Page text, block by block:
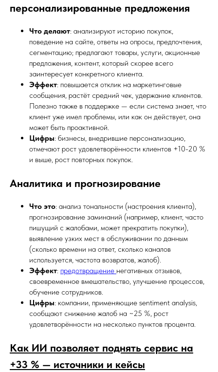
персонализированные предложения
Что делают: анализируют историю покупок,
поведение на сайте, ответы на опросы, предпочтения,
сегментацию; предлагают товары, услуги, акционные
предложения, контент, который скорее всего
заинтересует конкретного клиента.
Эффект: повышается отклик на маркетинговые
сообщения, растёт средний чек, удержание клиентов.
Полезно также в поддержке — если система знает, что
клиент уже имел проблемы, или как он действует, она
может быть проактивной.
Цифры: бизнесы, внедрившие персонализацию,
отмечают рост удовлетворённости клиентов +10-20 %
и выше, рост повторных покупок.
Аналитика и прогнозирование
Что это: анализ тональности (настроения клиента),
прогнозирование заминаний (например, клиент, часто
пишущий с жалобами, может прекратить покупки),
выявление узких мест в обслуживании по данным
(сколько времени на ответ, сколько каналов
используется, частота возвратов, жалоб).
Эффект: предотвращение негативных отзывов,
своевременное вмешательство, улучшение процессов,
обучение сотрудников.
Цифры: компании, применяющие sentiment analysis,
сообщают снижение жалоб на ~25 %, рост
удовлетворённости на несколько пунктов процента.
Как ИИ позволяет поднять сервис на
+33 % — источники и кейсы